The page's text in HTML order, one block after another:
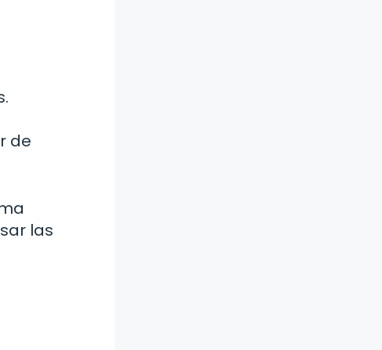
de
las